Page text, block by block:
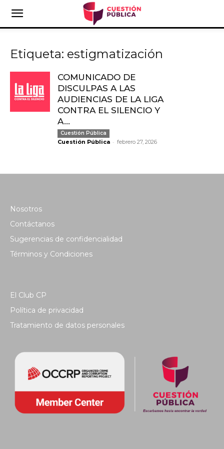
Etiqueta: estigmatización
COMUNICADO DE
DISCULPAS A LAS
AUDIENCIAS DE LA LIGA
CONTRA EL SILENCIO Y
A...
Cuestión Pública
Cuestión Pública - febrero 27, 2026
Nosotros
Contáctanos
Sugerencias de confidencialidad
Términos y Condiciones
El Club CP
Política de privacidad
Tratamiento de datos personales